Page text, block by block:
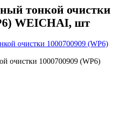
тонкой очистки
WEICHAI, шт
очистки 1000700909 (WP6)